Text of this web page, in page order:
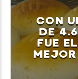
Neiva Estereo
CON
DE
FUE